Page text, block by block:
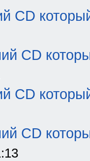
CD
CD
CD
CD